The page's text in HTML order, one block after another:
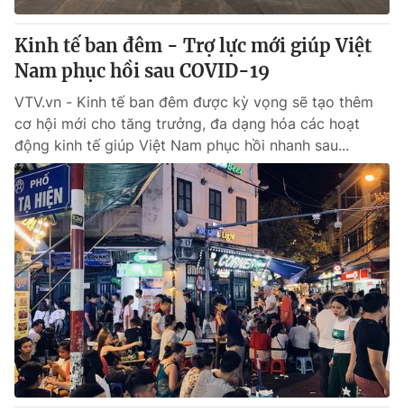
Kinh tế ban đêm - Trợ lực mới giúp Việt
Nam phục hồi sau COVID-19
VTV.vn - Kinh tế ban đêm được kỳ vọng sẽ tạo thêm
cơ hội mới cho tăng trưởng, đa dạng hóa các hoạt
động kinh tế giúp Việt Nam phục hồi nhanh sau...